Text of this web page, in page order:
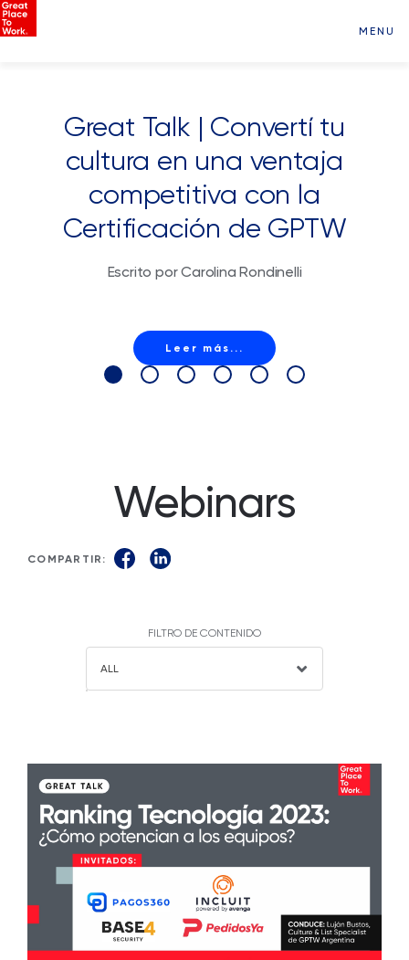
MENU
Great Talk | Convertí tu
cultura en una ventaja
competitiva con la
Certificación de GPTW
Escrito por Carolina Rondinelli
Leer más...
Webinars
COMPARTIR:
FILTRO DE CONTENIDO
ALL